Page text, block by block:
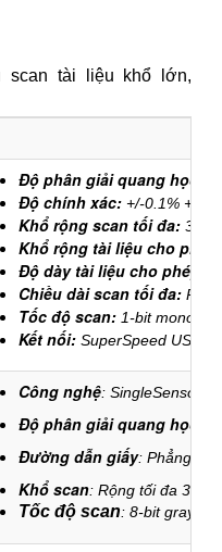
scan tài liệu khổ lớn,
Độ phân giải quang học:
Độ chính xác: +/-0.1% +/-1
Khổ rộng scan tối đa: 36in
Khổ rộng tài liệu cho phép:
Độ dày tài liệu cho phép:
Chiều dài scan tối đa:
Tốc độ scan: 1-bit mono/8-
Kết nối: SuperSpeed USB
Công nghệ: SingleSensor
Độ phân giải quang học
Đường dẫn giấy: Phẳng
​Khổ scan: Rộng tối đa 36"
Tốc độ scan: 8-bit